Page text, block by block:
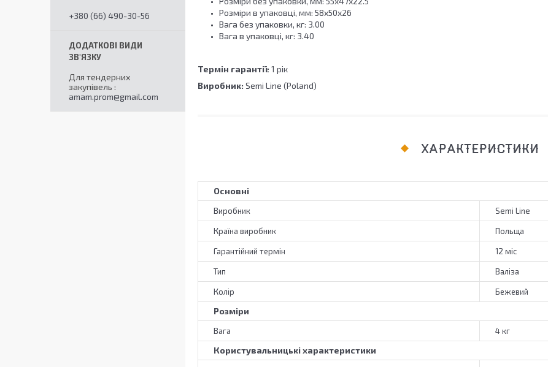
Розміри в упаковці, мм: 58x50x26
Вага без упаковки, кг: 3.00
Вага в упаковці, кг: 3.40
Термін гарантії: 1 рік
Виробник: Semi Line (Poland)
ХАРАКТЕРИСТИКИ
Основні
Виробник Semi Line
Країна виробник Польща
Гарантійний термін 12 міс
Тип Валіза
Колір Бежевий
Розміри
Вага 4 кг
Користувальницькі характеристики
+380 (66) 490-30-56
Для тендерних
закупівель
amam.prom@gmail.com